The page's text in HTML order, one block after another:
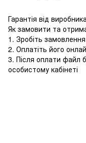
Гарантія від
Як замовити та
1. Зробіть
2. Оплатіть його
3. Після оплати файл
особистому кабінеті